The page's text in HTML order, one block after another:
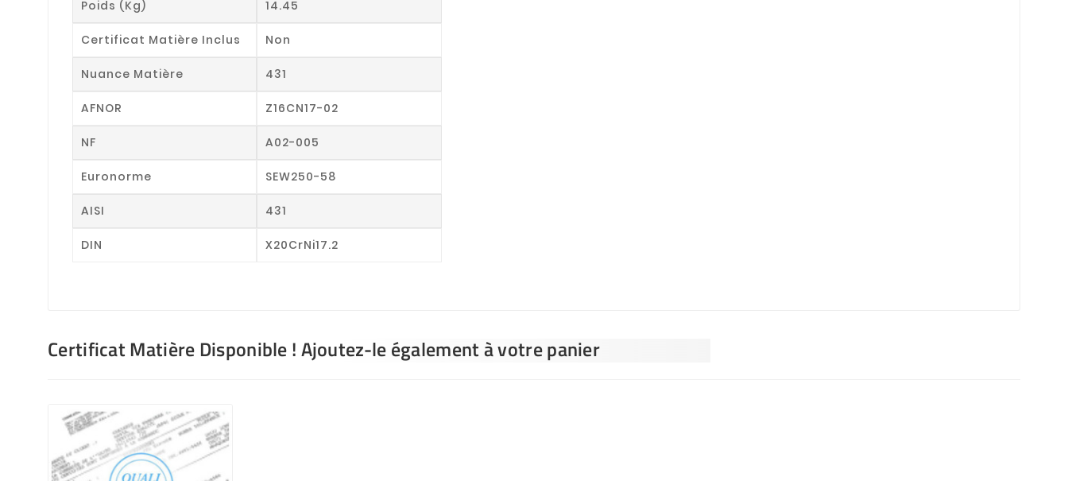
Poids (kg) 14.45
Certificat Matière Inclus Non
Nuance Matière 431
AFNOR Z16CN17-02
NF A02-005
Euronorme SEW250-58
AISI 431
DIN X20CrNi17.2
Certificat Matière Disponible ! Ajoutez-le également à votre panier